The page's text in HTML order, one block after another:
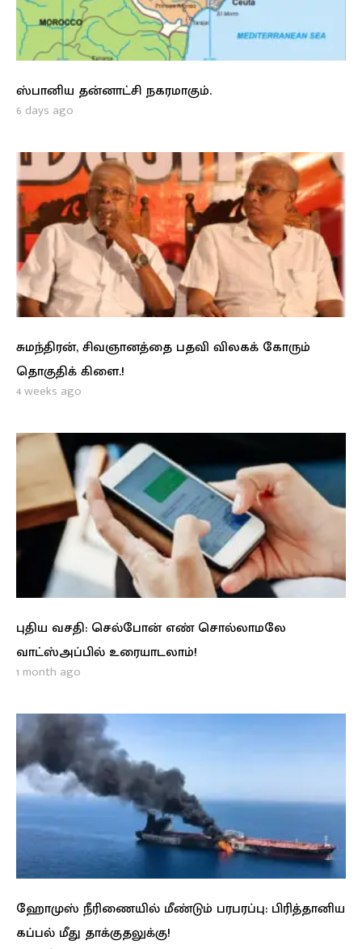
ஸ்பானிய தன்னாட்சி நகரமாகும்.
6 days ago
சுமந்திரன், சிவஞானத்தை பதவி விலகக் கோரும்
தொகுதிக் கிளை.!
4 weeks ago
புதிய வசதி: செல்போன் எண் சொல்லாமலே
வாட்ஸ்அப்பில் உரையாடலாம்!
1 month ago
ஹோமுஸ் நீரிணையில் மீண்டும் பரபரப்பு: பிரித்தானிய
கப்பல் மீது தாக்குதலுக்கு!